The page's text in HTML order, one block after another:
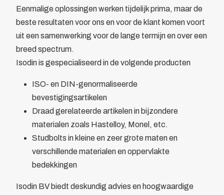
Eenmalige oplossingen werken tijdelijk prima, maar de
beste resultaten voor ons en voor de klant komen voort
uit een samenwerking voor de lange termijn en over een
breed spectrum.
Isodin is gespecialiseerd in de volgende producten
ISO- en DIN-genormaliseerde
bevestigingsartikelen
Draad gerelateerde artikelen in bijzondere
materialen zoals Hastelloy, Monel, etc.
Studbolts in kleine en zeer grote maten en
verschillende materialen en oppervlakte
bedekkingen
Isodin BV biedt deskundig advies en hoogwaardige